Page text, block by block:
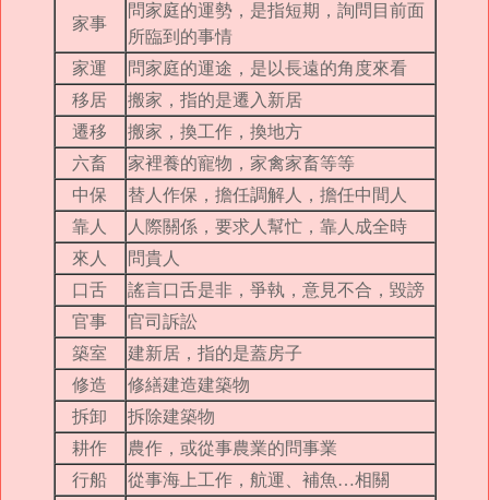
家事
問家庭的運勢，是指短期，詢問目前面
所臨到的事情
家運
問家庭的運途，是以長遠的角度來看
移居
搬家，指的是遷入新居
遷移
搬家，換工作，換地方
六畜
家裡養的寵物，家禽家畜等等
中保
替人作保，擔任調解人，擔任中間人
靠人
人際關係，要求人幫忙，靠人成全時
來人
問貴人
口舌
謠言口舌是非，爭執，意見不合，毀謗
官事
官司訴訟
築室
建新居，指的是蓋房子
修造
修繕建造建築物
拆卸
拆除建築物
耕作
農作，或從事農業的問事業
行船
從事海上工作，航運、補魚…相關